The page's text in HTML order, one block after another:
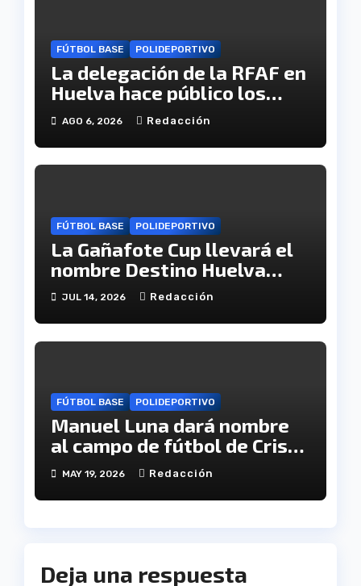
FÚTBOL BASE POLIDEPORTIVO
La delegación de la RFAF en
Huelva hace público los
calendarios de la categoría
juvenil
AGO 6, 2026 Redacción
FÚTBOL BASE POLIDEPORTIVO
La Gañafote Cup llevará el
nombre Destino Huelva
para reforzar la proyección
provincia
JUL 14, 2026 Redacción
FÚTBOL BASE POLIDEPORTIVO
Manuel Luna dará nombre
al campo de fútbol de Cristo
Pobre
MAY 19, 2026 Redacción
Deja una respuesta